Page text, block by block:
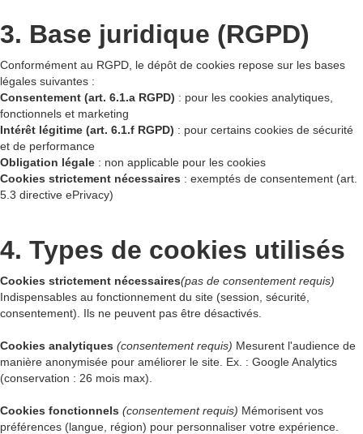
3. Base juridique (RGPD)
Conformément au RGPD, le dépôt de cookies repose sur les bases
légales suivantes :
Consentement (art. 6.1.a RGPD) : pour les cookies analytiques,
fonctionnels et marketing
Intérêt légitime (art. 6.1.f RGPD) : pour certains cookies de sécurité
et de performance
Obligation légale : non applicable pour les cookies
Cookies strictement nécessaires : exemptés de consentement (art.
5.3 directive ePrivacy)
4. Types de cookies utilisés
Cookies strictement nécessaires(pas de consentement requis)
Indispensables au fonctionnement du site (session, sécurité,
consentement). Ils ne peuvent pas être désactivés.
Cookies analytiques (consentement requis) Mesurent l'audience de
manière anonymisée pour améliorer le site. Ex. : Google Analytics
(conservation : 26 mois max).
Cookies fonctionnels (consentement requis) Mémorisent vos
préférences (langue, région) pour personnaliser votre expérience.